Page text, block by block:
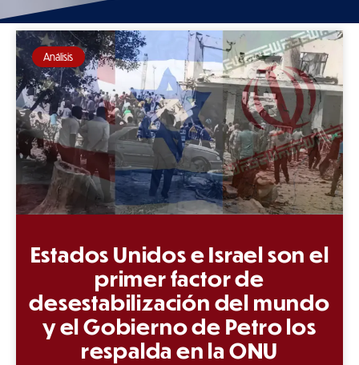
Análisis
Estados Unidos e Israel son el
primer factor de
desestabilización del mundo
y el Gobierno de Petro los
respalda en la ONU